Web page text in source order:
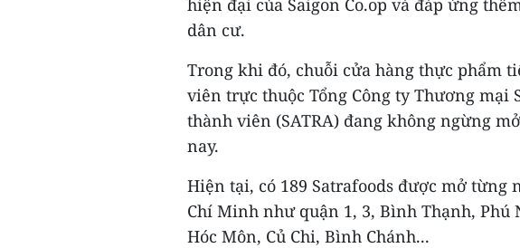
dân cư.
Trong khi đó, chuỗi cửa hàng thực phẩm
viên trực thuộc Tổng Công ty Thương mại
thành viên (SATRA) đang không ngừng
nay.
Hiện tại, có 189 Satrafoods được mở từng
Chí Minh như quận 1, 3, Bình Thạnh, Phú
Hóc Môn, Củ Chi, Bình Chánh...